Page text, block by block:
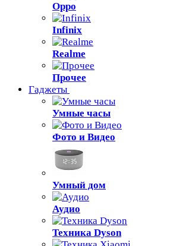
Oppo
Infinix
Realme
Прочее
Гаджеты
Умные часы
Фото и Видео
Умный дом
Аудио
Техника Dyson